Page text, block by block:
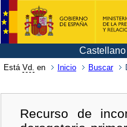
Castellano
Está Vd. en Inicio Buscar
Recurso de